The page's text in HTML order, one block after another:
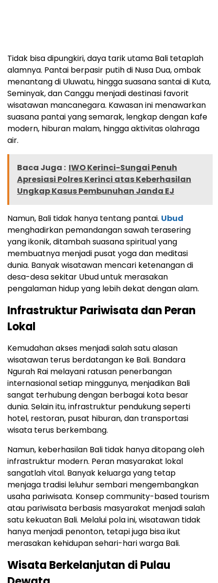
Tidak bisa dipungkiri, daya tarik utama Bali tetaplah
alamnya. Pantai berpasir putih di Nusa Dua, ombak
menantang di Uluwatu, hingga suasana santai di Kuta,
Seminyak, dan Canggu menjadi destinasi favorit
wisatawan mancanegara. Kawasan ini menawarkan
suasana pantai yang semarak, lengkap dengan kafe
modern, hiburan malam, hingga aktivitas olahraga
air.
Baca Juga : IWO Kerinci-Sungai Penuh
Apresiasi Polres Kerinci atas Keberhasilan
Ungkap Kasus Pembunuhan Janda EJ
Namun, Bali tidak hanya tentang pantai. Ubud
menghadirkan pemandangan sawah terasering
yang ikonik, ditambah suasana spiritual yang
membuatnya menjadi pusat yoga dan meditasi
dunia. Banyak wisatawan mencari ketenangan di
desa-desa sekitar Ubud untuk merasakan
pengalaman hidup yang lebih dekat dengan alam.
Infrastruktur Pariwisata dan Peran
Lokal
Kemudahan akses menjadi salah satu alasan
wisatawan terus berdatangan ke Bali. Bandara
Ngurah Rai melayani ratusan penerbangan
internasional setiap minggunya, menjadikan Bali
sangat terhubung dengan berbagai kota besar
dunia. Selain itu, infrastruktur pendukung seperti
hotel, restoran, pusat hiburan, dan transportasi
wisata terus berkembang.
Namun, keberhasilan Bali tidak hanya ditopang oleh
infrastruktur modern. Peran masyarakat lokal
sangatlah vital. Banyak keluarga yang tetap
menjaga tradisi leluhur sembari mengembangkan
usaha pariwisata. Konsep community-based tourism
atau pariwisata berbasis masyarakat menjadi salah
satu kekuatan Bali. Melalui pola ini, wisatawan tidak
hanya menjadi penonton, tetapi juga bisa ikut
merasakan kehidupan sehari-hari warga Bali.
Wisata Berkelanjutan di Pulau